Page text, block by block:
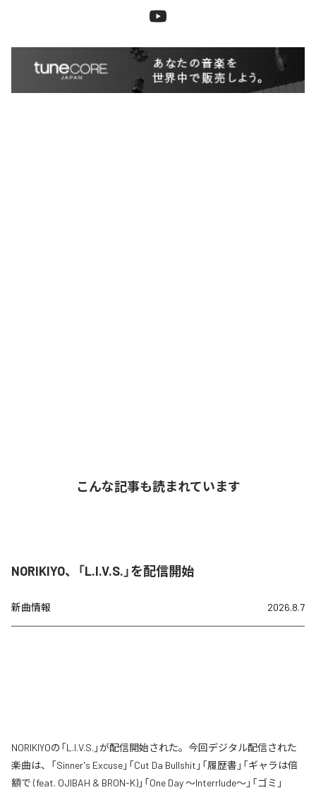
こんな記事も読まれています
NORIKIYO、「L.I.V.S.」を配信開始
新曲情報 2026.8.7
NORIKIYOの「L.I.V.S.」が配信開始された。今回デジタル配信された
楽曲は、「Sinner's Excuse」「Cut Da Bullshit」「履歴書」「ギャラは倍
額で (feat. OJIBAH & BRON-K)」「One Day ～Interrlude～」「ゴミ」